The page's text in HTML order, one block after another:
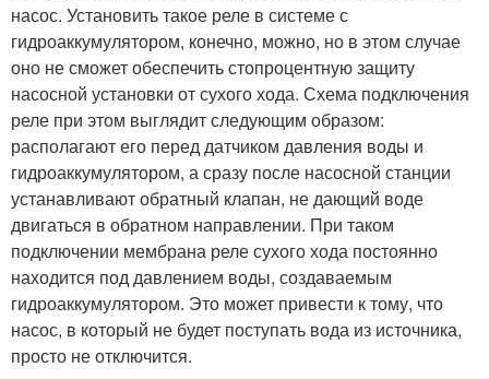
насос. Установить такое реле в системе с
гидроаккумулятором, конечно, можно, но в этом случае
оно не сможет обеспечить стопроцентную защиту
насосной установки от сухого хода. Схема подключения
реле при этом выглядит следующим образом:
располагают его перед датчиком давления воды и
гидроаккумулятором, а сразу после насосной станции
устанавливают обратный клапан, не дающий воде
двигаться в обратном направлении. При таком
подключении мембрана реле сухого хода постоянно
находится под давлением воды, создаваемым
гидроаккумулятором. Это может привести к тому, что
насос, в который не будет поступать вода из источника,
просто не отключится.